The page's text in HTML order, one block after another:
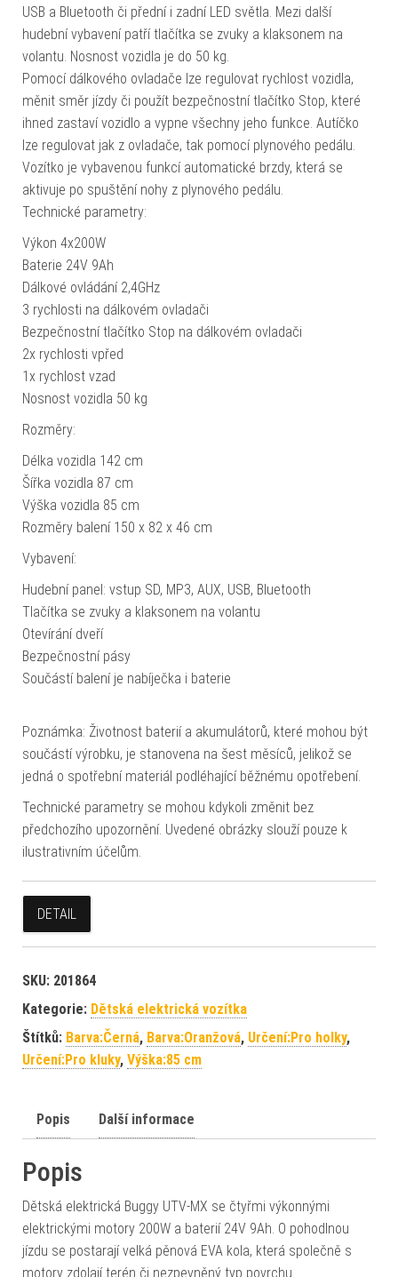
USB a Bluetooth či přední i zadní LED světla. Mezi další
hudební vybavení patří tlačítka se zvuky a klaksonem na
volantu. Nosnost vozidla je do 50 kg.
Pomocí dálkového ovladače lze regulovat rychlost vozidla,
měnit směr jízdy či použít bezpečnostní tlačítko Stop, které
ihned zastaví vozidlo a vypne všechny jeho funkce. Autíčko
lze regulovat jak z ovladače, tak pomocí plynového pedálu.
Vozítko je vybavenou funkcí automatické brzdy, která se
aktivuje po spuštění nohy z plynového pedálu.
Technické parametry:
Výkon 4x200W
Baterie 24V 9Ah
Dálkové ovládání 2,4GHz
3 rychlosti na dálkovém ovladači
Bezpečnostní tlačítko Stop na dálkovém ovladači
2x rychlosti vpřed
1x rychlost vzad
Nosnost vozidla 50 kg
Rozměry:
Délka vozidla 142 cm
Šířka vozidla 87 cm
Výška vozidla 85 cm
Rozměry balení 150 x 82 x 46 cm
Vybavení:
Hudební panel: vstup SD, MP3, AUX, USB, Bluetooth
Tlačítka se zvuky a klaksonem na volantu
Otevírání dveří
Bezpečnostní pásy
Součástí balení je nabíječka i baterie
Poznámka: Životnost baterií a akumulátorů, které mohou být
součástí výrobku, je stanovena na šest měsíců, jelikož se
jedná o spotřební materiál podléhající běžnému opotřebení.
Technické parametry se mohou kdykoli změnit bez
předchozího upozornění. Uvedené obrázky slouží pouze k
ilustrativním účelům.
DETAIL
SKU: 201864
Kategorie: Dětská elektrická vozítka
Štítků: Barva:Černá, Barva:Oranžová, Určení:Pro holky,
Určení:Pro kluky, Výška:85 cm
Popis Další informace
Popis
Dětská elektrická Buggy UTV-MX se čtyřmi výkonnými
elektrickými motory 200W a baterií 24V 9Ah. O pohodlnou
jízdu se postarají velká pěnová EVA kola, která společně s
motory zdolají terén či nezpevněný typ povrchu.